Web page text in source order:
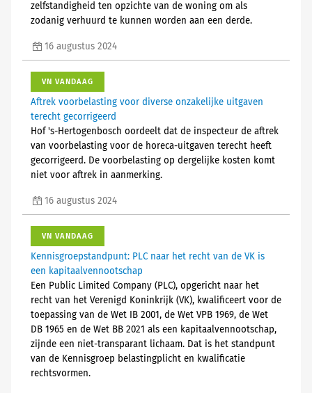
zelfstandigheid ten opzichte van de woning om als
zodanig verhuurd te kunnen worden aan een derde.
16 augustus 2024
VN VANDAAG
Aftrek voorbelasting voor diverse onzakelijke uitgaven
terecht gecorrigeerd
Hof 's-Hertogenbosch oordeelt dat de inspecteur de aftrek
van voorbelasting voor de horeca-uitgaven terecht heeft
gecorrigeerd. De voorbelasting op dergelijke kosten komt
niet voor aftrek in aanmerking.
16 augustus 2024
VN VANDAAG
Kennisgroepstandpunt: PLC naar het recht van de VK is
een kapitaalvennootschap
Een Public Limited Company (PLC), opgericht naar het
recht van het Verenigd Koninkrijk (VK), kwalificeert voor de
toepassing van de Wet IB 2001, de Wet VPB 1969, de Wet
DB 1965 en de Wet BB 2021 als een kapitaalvennootschap,
zijnde een niet-transparant lichaam. Dat is het standpunt
van de Kennisgroep belastingplicht en kwalificatie
rechtsvormen.